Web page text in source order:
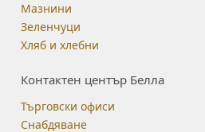
Мазнини
Зеленчуци
Хляб и хлебни
Контактен център Белла
Търговски офиси
Снабдяване